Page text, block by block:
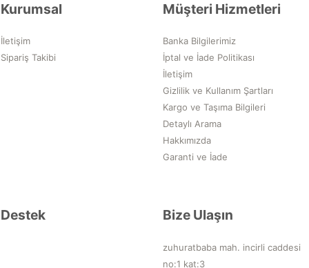
Kurumsal
İletişim
Sipariş Takibi
Müşteri Hizmetleri
Banka Bilgilerimiz
İptal ve İade Politikası
İletişim
Gizlilik ve Kullanım Şartları
Kargo ve Taşıma Bilgileri
Detaylı Arama
Hakkımızda
Garanti ve İade
Destek Bize Ulaşın
zuhuratbaba mah. incirli caddesi
no:1 kat:3